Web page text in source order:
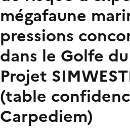
mégafaune
pressions
dans le Golfe
Projet
(table
Carpediem)